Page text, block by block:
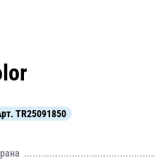
TR25091850